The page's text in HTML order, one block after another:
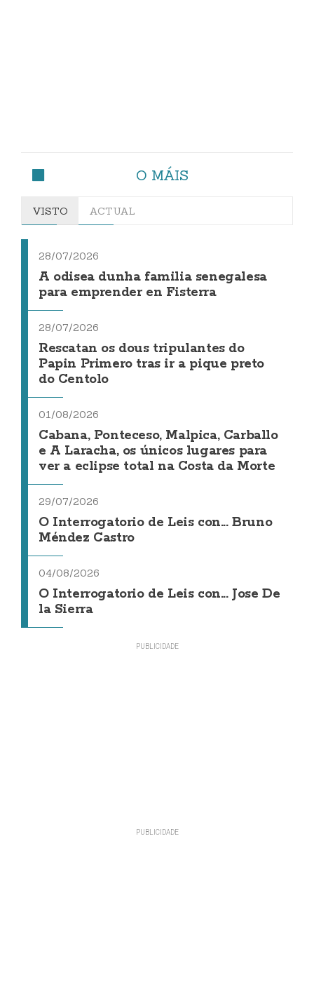
O MÁIS
VISTO ACTUAL
28/07/2026
A odisea dunha familia senegalesa
para emprender en Fisterra
28/07/2026
Rescatan os dous tripulantes do
Papin Primero tras ir a pique preto
do Centolo
01/08/2026
Cabana, Ponteceso, Malpica, Carballo
e A Laracha, os únicos lugares para
ver a eclipse total na Costa da Morte
29/07/2026
O Interrogatorio de Leis con... Bruno
Méndez Castro
04/08/2026
O Interrogatorio de Leis con... Jose De
la Sierra